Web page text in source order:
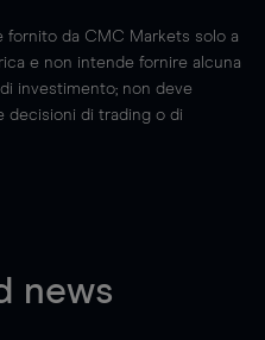
fornito da CMC Markets solo a
e non intende fornire alcuna
investimento; non deve
decisioni di trading o di
news